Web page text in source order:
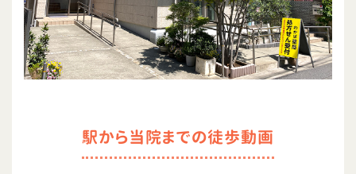
駅から当院までの徒歩動画